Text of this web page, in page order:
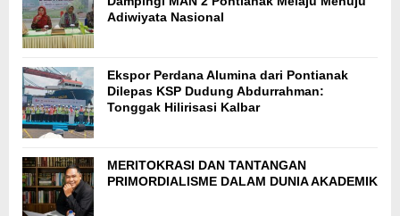
Adiwiyata Nasional
Ekspor Perdana Alumina dari Pontianak
Dilepas KSP Dudung Abdurrahman:
Tonggak Hilirisasi Kalbar
MERITOKRASI DAN TANTANGAN
PRIMORDIALISME DALAM DUNIA AKADEMIK